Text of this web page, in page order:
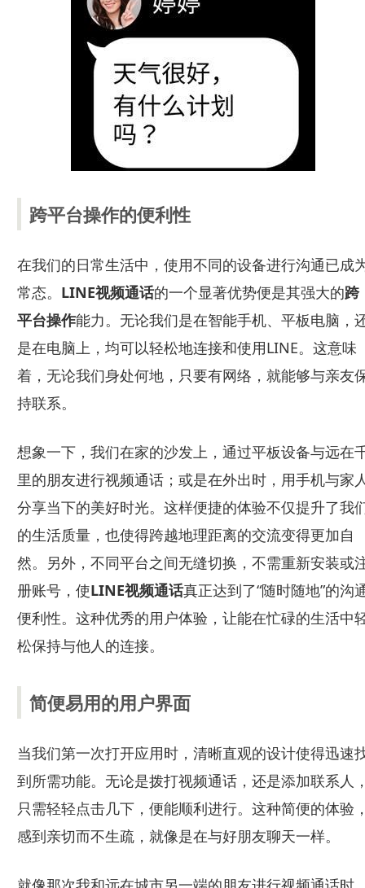
跨平台操作的便利性
在我们的日常生活中，使用不同的设备进行沟通已成
常态。 LINE视频通话的一个显著优势便是其强大的跨
平台操作能力。无论我们是在智能手机、平板电脑，
是在电脑上，均可以轻松地连接和使用LINE。这意味
着，无论我们身处何地，只要有网络，就能够与亲友
持联系。
想象一下，我们在家的沙发上，通过平板设备与远在
里的朋友进行视频通话；或是在外出时，用手机与家
分享当下的美好时光。这样便捷的体验不仅提升了我
的生活质量，也使得跨越地理距离的交流变得更加自
然。另外，不同平台之间无缝切换，不需重新安装或
册账号，使LINE视频通话真正达到了“随时随地”的沟
便利性。这种优秀的用户体验，让能在忙碌的生活中
松保持与他人的连接。
简便易用的用户界面
当我们第一次打开应用时，清晰直观的设计使得迅速
到所需功能。无论是拨打视频通话，还是添加联系人
只需轻轻点击几下，便能顺利进行。这种简便的体验
感到亲切而不生疏，就像是在与好朋友聊天一样。